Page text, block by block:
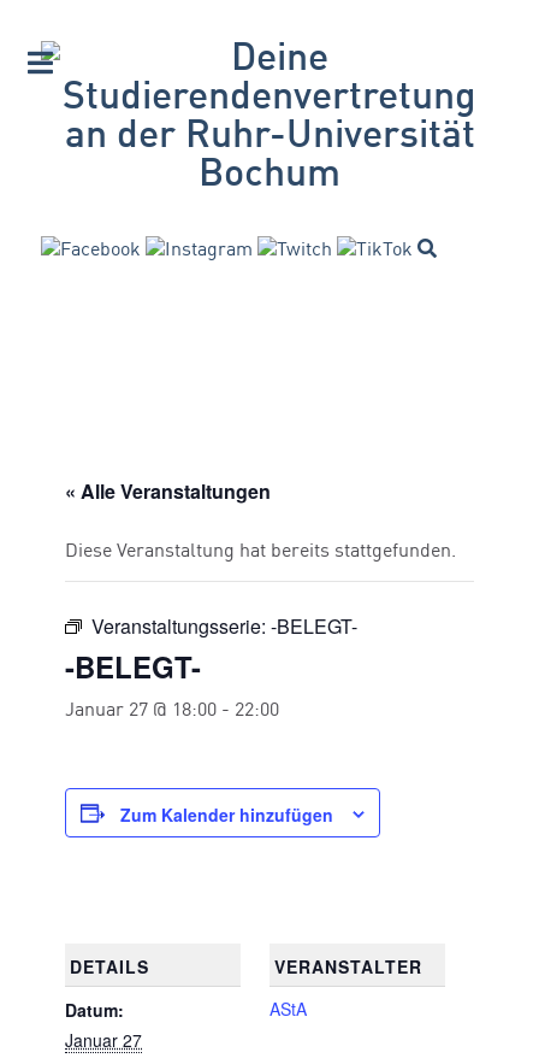
« Alle Veranstaltungen
Diese Veranstaltung hat bereits stattgefunden.
Veranstaltungsserie: -BELEGT-
-BELEGT-
Januar 27 @ 18:00 - 22:00
Zum Kalender hinzufügen
DETAILS
Datum:
Januar 27
VERANSTALTER
AStA